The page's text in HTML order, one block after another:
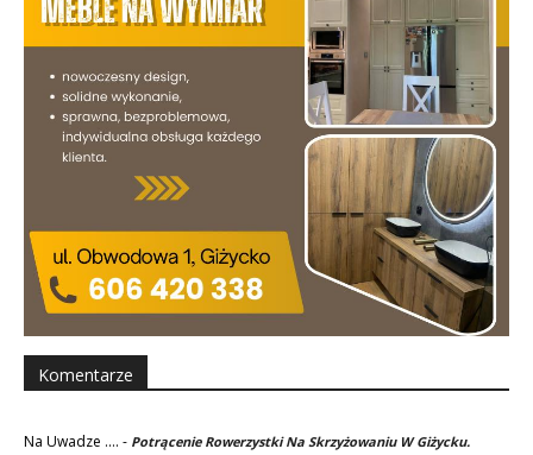
Komentarze
Na Uwadze .... - Potrącenie Rowerzystki Na Skrzyżowaniu W Giżycku.